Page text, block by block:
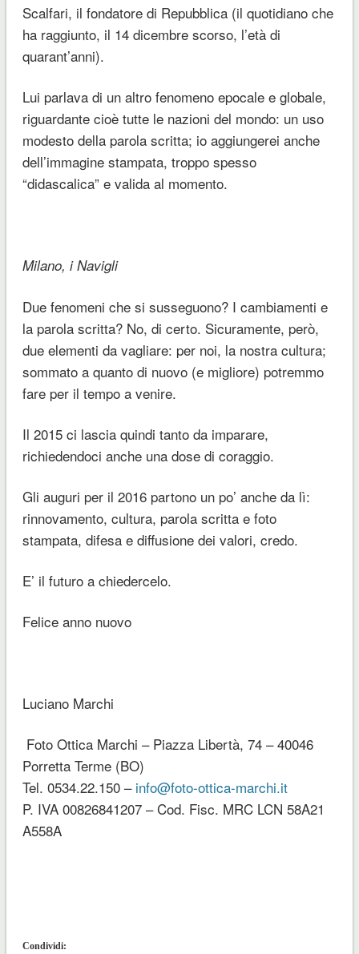
Scalfari, il fondatore di Repubblica (il quotidiano che
ha raggiunto, il 14 dicembre scorso, l’età di
quarant’anni).
Lui parlava di un altro fenomeno epocale e globale,
riguardante cioè tutte le nazioni del mondo: un uso
modesto della parola scritta; io aggiungerei anche
dell’immagine stampata, troppo spesso
“didascalica” e valida al momento.
Milano, i Navigli
Due fenomeni che si susseguono? I cambiamenti e
la parola scritta? No, di certo. Sicuramente, però,
due elementi da vagliare: per noi, la nostra cultura;
sommato a quanto di nuovo (e migliore) potremmo
fare per il tempo a venire.
Il 2015 ci lascia quindi tanto da imparare,
richiedendoci anche una dose di coraggio.
Gli auguri per il 2016 partono un po’ anche da lì:
rinnovamento, cultura, parola scritta e foto
stampata, difesa e diffusione dei valori, credo.
E’ il futuro a chiedercelo.
Felice anno nuovo
Luciano Marchi
Foto Ottica Marchi – Piazza Libertà, 74 – 40046
Porretta Terme (BO)
Tel. 0534.22.150 – info@foto-ottica-marchi.it
P. IVA 00826841207 – Cod. Fisc. MRC LCN 58A21
A558A
Condividi: